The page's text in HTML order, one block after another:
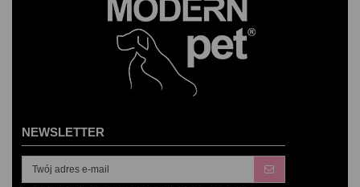
NEWSLETTER